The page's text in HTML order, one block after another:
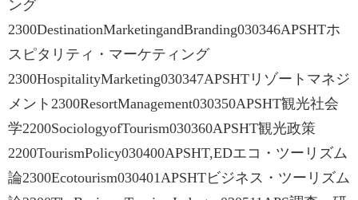
ング
2300DestinationMarketingandBranding030346APSHTホ
スピタリティ・マーケティング
2300HospitalityMarketing030347APSHTリゾートマネジ
メント2300ResortManagement030350APSHT観光社会
学2200SociologyofTourism030360APSHT観光政策
2200TourismPolicy030400APSHT,EDエコ・ツーリズム
論2300Ecotourism030401APSHTビジネス・ツーリズム